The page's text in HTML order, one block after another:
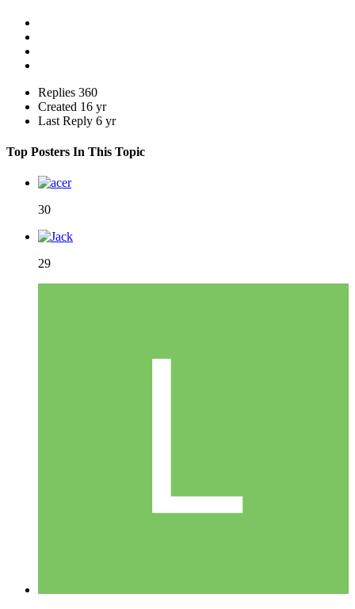
Replies 360
Created 16 yr
Last Reply 6 yr
Top Posters In This Topic
30
29